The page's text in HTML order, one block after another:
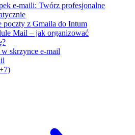
e-maili: Twórz profesjonalne
poczty z Gmaila do Intum
Mail – jak organizować
skrzynce e-mail